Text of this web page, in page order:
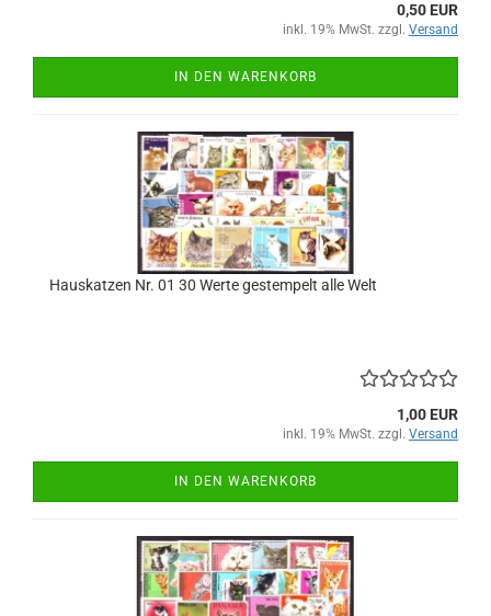
0,50 EUR
inkl. 19% MwSt. zzgl. Versand
IN DEN WARENKORB
Hauskatzen Nr. 01 30 Werte gestempelt alle Welt
1,00 EUR
inkl. 19% MwSt. zzgl. Versand
IN DEN WARENKORB